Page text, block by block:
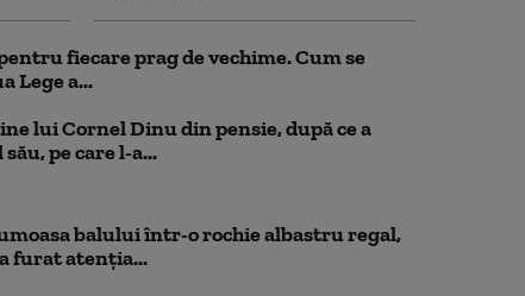
fiecare prag de vechime. Cum se
Lege a...
lui Cornel Dinu din pensie, după ce a
pe care l-a...
balului într-o rochie albastru regal,
furat atenția...